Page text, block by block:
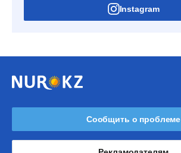
Instagram
Сообщить о проблеме